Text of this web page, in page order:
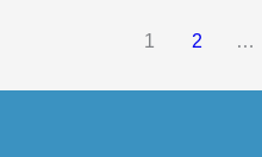
1 2 …